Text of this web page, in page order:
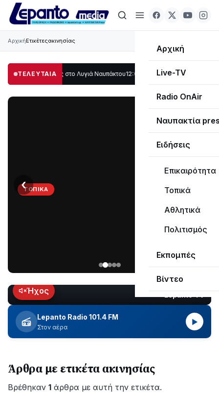
Αρχική
Live-TV
Radio OnAir
Ναυπακτία
Ειδήσεις
Επικαιρότητα
Τοπικά
Αθλητικά
Πολιτισμός
Εκπομπές
Βίντεο
ΑρχικήΕτικέτεςακινησίας
ΤΕΛΕΥΤΑΙΑ
μέρος στο Λυγιά Ναυπάκτου12:08 Σε τροχιά υλοποίησης η Παράκαμψη
ΤΟΠΙΚΆ
Ναυπάκτου
εδώ
και
περίπου
δύο
ώρες
εξέλιξη
οι
εργασίες
‹
LIVEΉχος
Lepanto Radio 101.4 FM
Στον αέρα
▶
Άρθρα με ετικέτα ακινησίας
Βρέθηκαν 1 άρθρα με αυτή την ετικέτα.